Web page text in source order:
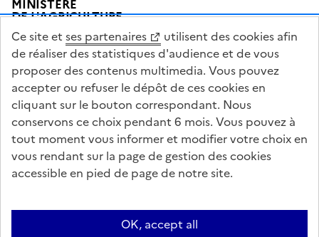
MINISTÈRE
DE L'AGRICULTURE
DE L'AGRO-ALIMENTAIRE
ET DE LA SOUVERAINETÉ
ALIMENTAIRE
legifrance.gouv.fr
info.gouv.fr
service-public.gouv.fr
data.gouv.fr
Questions fréquentes / Contacts
Informations publiques
Ce site et ses partenaires
utilisent des cookies afin
de réaliser des statistiques d'audience et de vous
proposer des contenus multimedia. Vous pouvez
accepter ou refuser le dépôt de ces cookies en
cliquant sur le bouton correspondant. Nous
conservons ce choix pendant 6 mois. Vous pouvez à
tout moment vous informer et modifier votre choix en
vous rendant sur la page de gestion des cookies
accessible en pied de page de notre site.
OK, accept all